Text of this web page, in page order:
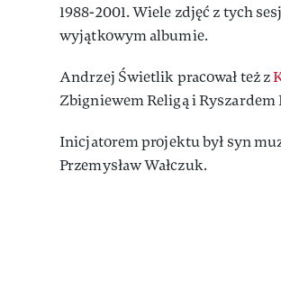
1988-2001. Wiele zdjęć z tych
wyjątkowym albumie.
Andrzej Świetlik pracował też z
Zbigniewem Religą i
Inicjatorem projektu był syn
Przemysław Wałczuk.